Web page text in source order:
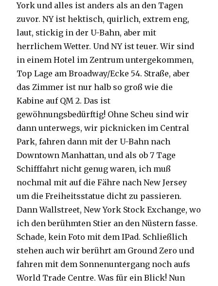
York und alles ist anders als an den Tagen
zuvor. NY ist hektisch, quirlich, extrem eng,
laut, stickig in der U-Bahn, aber mit
herrlichem Wetter. Und NY ist teuer. Wir sind
in einem Hotel im Zentrum untergekommen,
Top Lage am Broadway/Ecke 54. Straße, aber
das Zimmer ist nur halb so groß wie die
Kabine auf QM 2. Das ist
gewöhnungsbedürftig! Ohne Scheu sind wir
dann unterwegs, wir picknicken im Central
Park, fahren dann mit der U-Bahn nach
Downtown Manhattan, und als ob 7 Tage
Schifffahrt nicht genug waren, ich muß
nochmal mit auf die Fähre nach New Jersey
um die Freiheitsstatue dicht zu passieren.
Dann Wallstreet, New York Stock Exchange, wo
ich den berühmten Stier an den Nüstern fasse.
Schade, kein Foto mit dem IPad. Schließlich
stehen auch wir berührt am Ground Zero und
fahren mit dem Sonnenuntergang noch aufs
World Trade Centre. Was für ein Blick! Nun